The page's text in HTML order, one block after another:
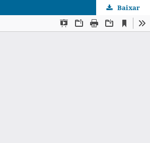
Baixar